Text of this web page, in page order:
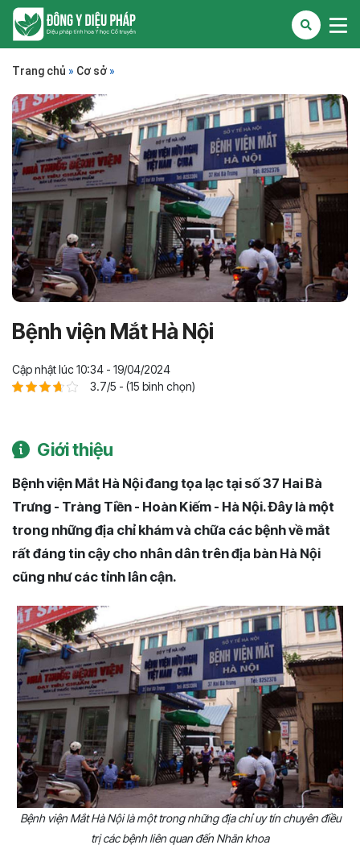
Trang chủ » Cơ sở »
Bệnh viện Mắt Hà Nội
Cập nhật lúc 10:34 - 19/04/2024
3.7/5 - (15 bình chọn)
Giới thiệu
Bệnh viện Mắt Hà Nội đang tọa lạc tại số 37 Hai Bà
Trưng - Tràng Tiền - Hoàn Kiếm - Hà Nội. Đây là một
trong những địa chỉ khám và chữa các bệnh về mắt
rất đáng tin cậy cho nhân dân trên địa bàn Hà Nội
cũng như các tỉnh lân cận.
Bệnh viện Mắt Hà Nội là một trong những địa chỉ uy tín chuyên điều
trị các bệnh liên quan đến Nhãn khoa